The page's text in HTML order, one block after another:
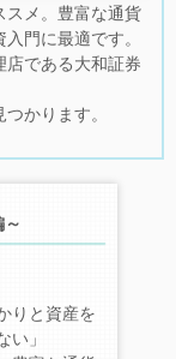
スメ。豊富な通貨
門に最適です。
店である大和証券
かります。
～
りと資産を
」